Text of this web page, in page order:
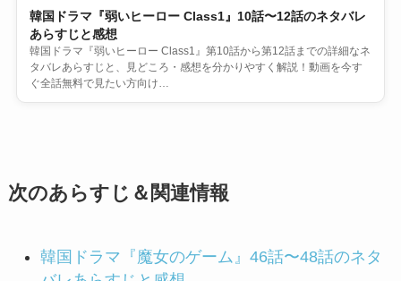
韓国ドラマ『弱いヒーロー Class1』10話〜12話のネタバレ
あらすじと感想
韓国ドラマ『弱いヒーロー Class1』第10話から第12話までの詳細なネ
タバレあらすじと、見どころ・感想を分かりやすく解説！動画を今す
ぐ全話無料で見たい方向け…
次のあらすじ＆関連情報
韓国ドラマ『魔女のゲーム』46話〜48話のネタ